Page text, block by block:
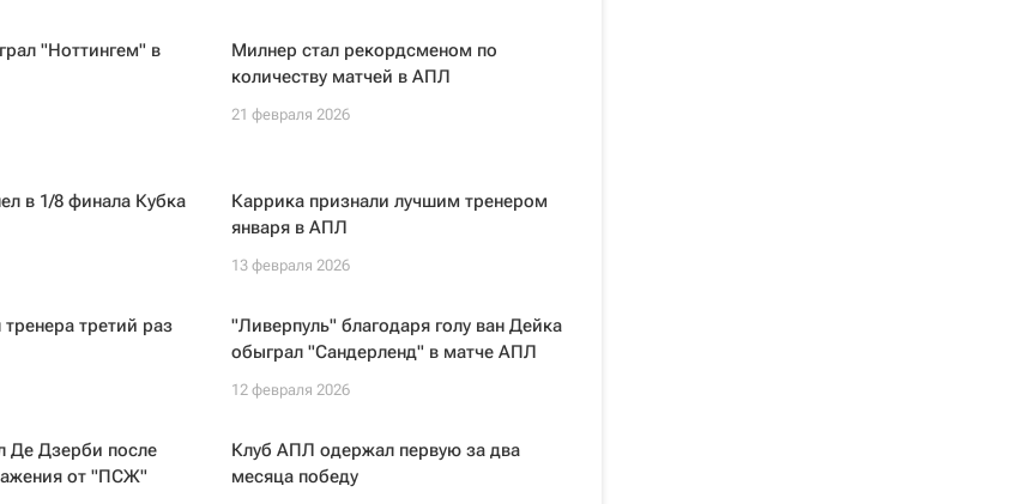
"Ноттингем" в
Милнер стал рекордсменом по
количеству матчей в АПЛ
21 февраля 2026
в 1/8 финала Кубка
Каррика признали лучшим тренером
января в АПЛ
13 февраля 2026
третий раз
"Ливерпуль" благодаря голу ван Дейка
обыграл "Сандерленд" в матче АПЛ
12 февраля 2026
Де Дзерби после
от "ПСЖ"
Клуб АПЛ одержал первую за два
месяца победу